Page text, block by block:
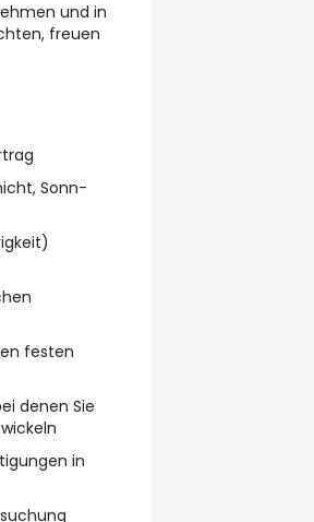
und in
freuen
Sonn-
festen
denen Sie
in